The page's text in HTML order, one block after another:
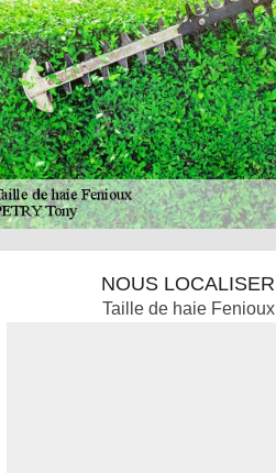
NOUS LOCALISER
Taille de haie Fenioux